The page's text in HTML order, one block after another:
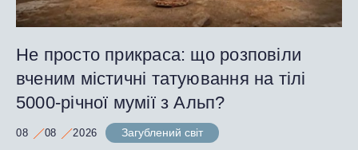
Не просто прикраса: що розповіли
вченим містичні татуювання на тілі
5000-річної мумії з Альп?
08 08 2026
Загублений світ